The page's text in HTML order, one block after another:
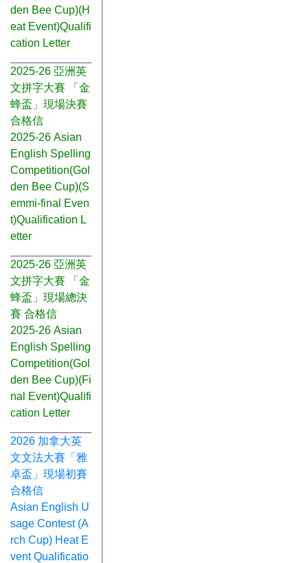
den Bee Cup)(H
eat Event)Qualifi
cation Letter
2025-26 亞洲英
文拼字大賽 「金
蜂盃」現場決賽
合格信
2025-26 Asian
English Spelling
Competition(Gol
den Bee Cup)(S
emmi-final Even
t)Qualification L
etter
2025-26 亞洲英
文拼字大賽 「金
蜂盃」現場總決
賽 合格信
2025-26 Asian
English Spelling
Competition(Gol
den Bee Cup)(Fi
nal Event)Qualifi
cation Letter
2026 加拿大英
文文法大賽「雅
卓盃」現場初賽
合格信
Asian English U
sage Contest (A
rch Cup) Heat E
vent Qualificatio